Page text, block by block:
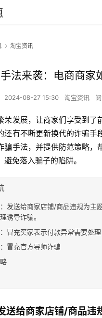
淘宝资讯
法来袭：电商商家
2024-08-27 15:30 淘宝资讯
荣发展，让商家们享受到了
还有不断更新换代的诈骗手
骗手法，并提供防范策略，
免落入骗子的陷阱。
发送给商家店铺/商品违规为主
诱导诈骗。
冒充买家表示付款异常需要处理
冒充官方导师诈骗
送给商家店铺/商品违